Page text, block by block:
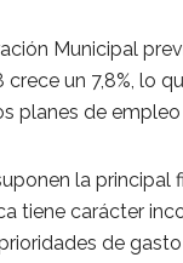
Municipal
un 7,8%, lo
planes de
la principal
tiene carácter
de